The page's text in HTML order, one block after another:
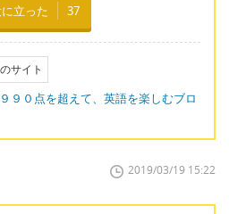
立った 37
サイト
９０点を超えて、英語を楽しむブロ
2019/03/19 15:22